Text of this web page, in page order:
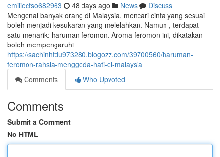
emiliecfso682963 48 days ago News
Discuss
Mengenai banyak orang di Malaysia, mencari cinta yang sesuai
boleh menjadi kesukaran yang melelahkan. Namun , terdapat
satu menarik: haruman feromon. Aroma feromon ini, dikatakan
boleh mempengaruhi
https://sachinhtdu973280.blogozz.com/39700560/haruman-
feromon-rahsia-menggoda-hati-di-malaysia
Comments
Who Upvoted
Comments
Submit a Comment
No HTML